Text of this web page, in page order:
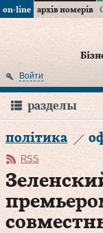
on-line архів номерів
Войти
разделы
політика
RSS